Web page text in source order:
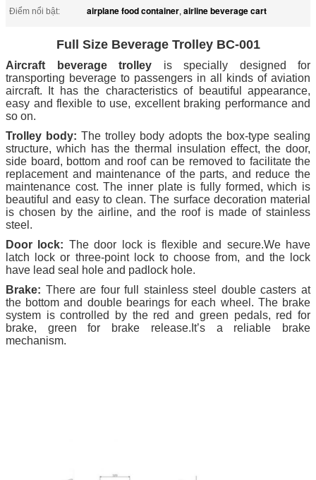
Điểm nổi bật: airplane food container, airline beverage cart
Full Size Beverage Trolley BC-001
Aircraft beverage trolley is specially designed for
transporting beverage to passengers in all kinds of aviation
aircraft. It has the characteristics of beautiful appearance,
easy and flexible to use, excellent braking performance and
so on.
Trolley body: The trolley body adopts the box-type sealing
structure, which has the thermal insulation effect, the door,
side board, bottom and roof can be removed to facilitate the
replacement and maintenance of the parts, and reduce the
maintenance cost. The inner plate is fully formed, which is
beautiful and easy to clean. The surface decoration material
is chosen by the airline, and the roof is made of stainless
steel.
Door lock: The door lock is flexible and secure.We have
latch lock or three-point lock to choose from, and the lock
have lead seal hole and padlock hole.
Brake: There are four full stainless steel double casters at
the bottom and double bearings for each wheel. The brake
system is controlled by the red and green pedals, red for
brake, green for brake release.It’s a reliable brake
mechanism.